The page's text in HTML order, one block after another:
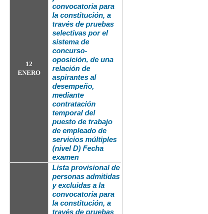
12
ENERO
convocatoria para
la constitución, a
través de pruebas
selectivas por el
sistema de
concurso-
oposición, de una
relación de
aspirantes al
desempeño,
mediante
contratación
temporal del
puesto de trabajo
de empleado de
servicios múltiples
(nivel D) Fecha
examen
Lista provisional de
personas admitidas
y excluidas a la
convocatoria para
la constitución, a
través de pruebas